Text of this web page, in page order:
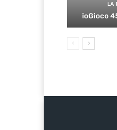
LA
ioGioco